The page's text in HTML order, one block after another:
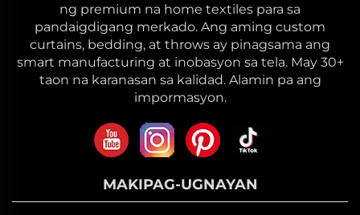
ng premium na home textiles para sa
pandaigdigang merkado. Ang aming custom
curtains, bedding, at throws ay pinagsama ang
smart manufacturing at inobasyon sa tela. May 30+
taon na karanasan sa kalidad. Alamin pa ang
impormasyon.
MAKIPAG-UGNAYAN